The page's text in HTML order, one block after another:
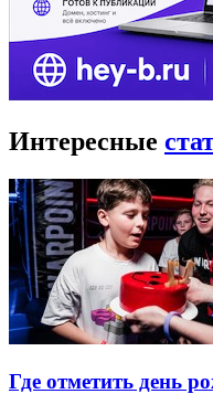
Интересные
Где отметить день